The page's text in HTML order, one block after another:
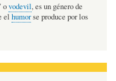
ovodevil, es un género de
el humorse produce por los